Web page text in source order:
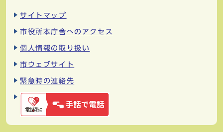
サイトマップ
市役所本庁舎へのアクセス
個人情報の取り扱い
市ウェブサイト
緊急時の連絡先